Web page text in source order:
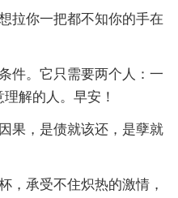
拉你一把都不知你的手在
件。它只需要两个人：一
解的人。早安！
果，是债就该还，是孽就
，承受不住炽热的激情，